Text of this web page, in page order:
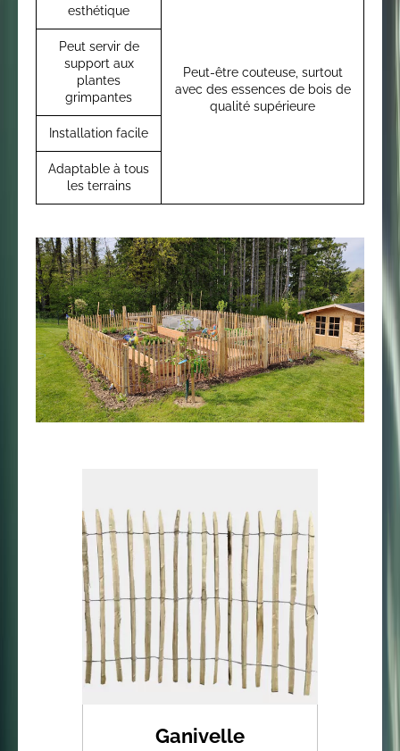
esthétique
Peut-être couteuse, surtout
avec des essences de bois de
qualité supérieure
Peut servir de
support aux
plantes
grimpantes
Installation facile
Adaptable à tous
les terrains
Ganivelle